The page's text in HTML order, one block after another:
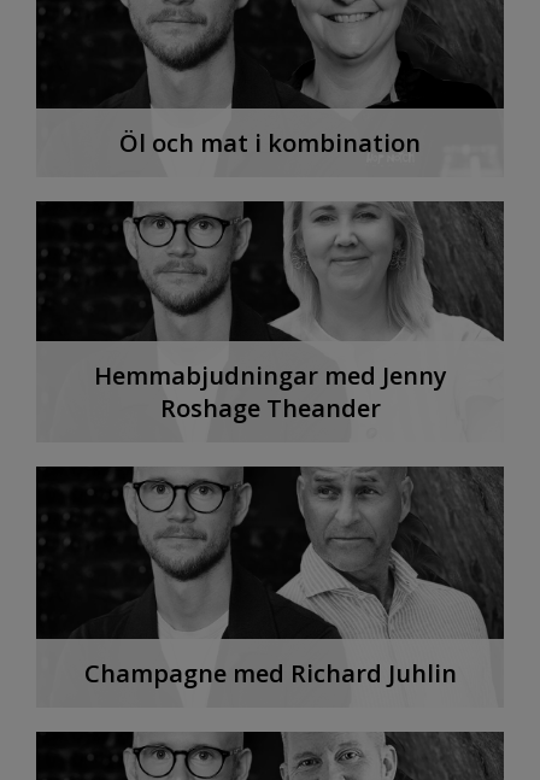
Öl och mat i kombination
Hemmabjudningar med Jenny
Roshage Theander
Champagne med Richard Juhlin